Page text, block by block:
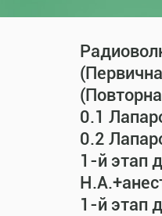
0.1
0.2
1-й этап
1-й этап